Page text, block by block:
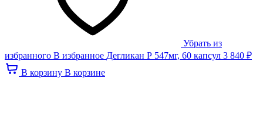
Убрать из
избранного В избранное Дегликан Р 547мг, 60 капсул 3 840 ₽
В корзину В корзине